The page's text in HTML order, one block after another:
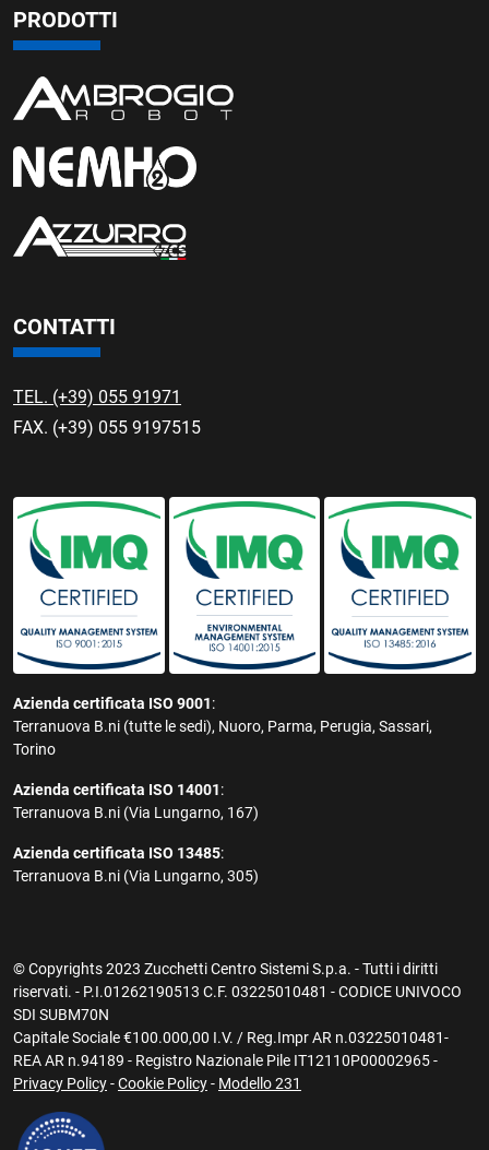
PRODOTTI
CONTATTI
TEL. (+39) 055 91971
FAX. (+39) 055 9197515
Azienda certificata ISO 9001:
Terranuova B.ni (tutte le sedi), Nuoro, Parma, Perugia, Sassari,
Torino
Azienda certificata ISO 14001:
Terranuova B.ni (Via Lungarno, 167)
Azienda certificata ISO 13485:
Terranuova B.ni (Via Lungarno, 305)
© Copyrights 2023 Zucchetti Centro Sistemi S.p.a. - Tutti i diritti
riservati. - P.I.01262190513 C.F. 03225010481 - CODICE UNIVOCO
SDI SUBM70N
Capitale Sociale €100.000,00 I.V. / Reg.Impr AR n.03225010481-
REA AR n.94189 - Registro Nazionale Pile IT12110P00002965 -
Privacy Policy-Cookie Policy- Modello 231